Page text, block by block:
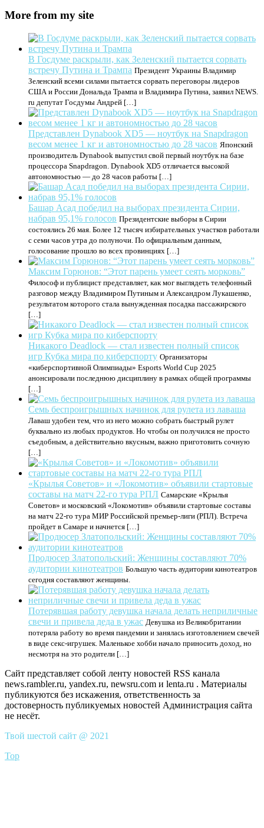
More from my site
В Госдуме раскрыли, как Зеленский пытается сорвать
встречу Путина и Трампа Президент Украины Владимир
Зеленский всеми силами пытается сорвать переговоры лидеров
США и России Дональда Трампа и Владимира Путина, заявил NEWS.
ru депутат Госдумы Андрей […]
Представлен Dynabook XD5 — ноутбук на Snapdragon
весом менее 1 кг и автономностью до 28 часов Японский
производитель Dynabook выпустил свой первый ноутбук на базе
процессора Snapdragon. Dynabook XD5 отличается высокой
автономностью — до 28 часов работы […]
Башар Асад победил на выборах президента Сирии,
набрав 95,1% голосов Президентские выборы в Сирии
состоялись 26 мая. Более 12 тысяч избирательных участков работали
с семи часов утра до полуночи. По официальным данным,
голосование прошло во всех провинциях […]
Максим Горюнов: “Этот парень умеет сеять морковь”
Философ и публицист представляет, как мог выглядеть телефонный
разговор между Владимиром Путиным и Александром Лукашенко,
результатом которого стала вынужденная посадка пассажирского
[…]
Никакого Deadlock — стал известен полный список
игр Кубка мира по киберспорту Организаторы
«киберспортивной Олимпиады» Esports World Cup 2025
анонсировали последнюю дисциплину в рамках общей программы
[…]
Семь беспроигрышных начинок для рулета из лаваша
Лаваш удобен тем, что из него можно собрать быстрый рулет
буквально из любых продуктов. Но чтобы он получился не просто
съедобным, а действительно вкусным, важно приготовить сочную
[…]
«Крылья Советов» и «Локомотив» объявили стартовые
составы на матч 22‑го тура РПЛ Самарские «Крылья
Советов» и московский «Локомотив» объявили стартовые составы
на матч 22‑го тура МИР Российской премьер‑лиги (РПЛ). Встреча
пройдет в Самаре и начнется […]
Продюсер Златопольский: Женщины составляют 70%
аудитории кинотеатров Большую часть аудитории кинотеатров
сегодня составляют женщины.
Потерявшая работу девушка начала делать неприличные
свечи и привела деда в ужас Девушка из Великобритании
потеряла работу во время пандемии и занялась изготовлением свечей
в виде секс-игрушек. Маленькое хобби начало приносить доход, но
несмотря на это родители […]
Сайт представляет собой ленту новостей RSS канала
news.rambler.ru, yandex.ru, newsru.com и lenta.ru . Материалы
публикуются без искажения, ответственность за
достоверность публикуемых новостей Администрация сайта
не несёт.
Твой шестой сайт @ 2021
Top